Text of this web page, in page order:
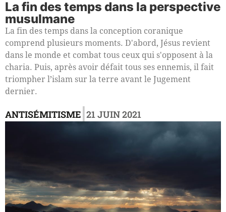
La fin des temps dans la perspective
musulmane
La fin des temps dans la conception coranique
comprend plusieurs moments. D'abord, Jésus revient
dans le monde et combat tous ceux qui s'opposent à la
charia. Puis, après avoir défait tous ses ennemis, il fait
triompher l’islam sur la terre avant le Jugement
dernier.
ANTISÉMITISME 21 JUIN 2021